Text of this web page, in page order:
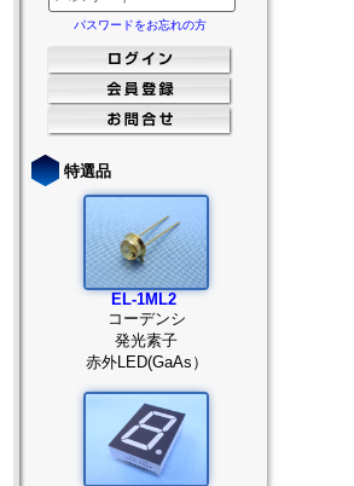
パスワードをお忘れの方
特選品
EL-1ML2
コーデンシ
発光素子
赤外LED(GaAs）